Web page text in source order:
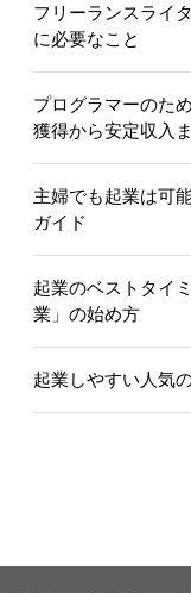
フリーランスライ
に必要なこと
プログラマーのた
獲得から安定収入
主婦でも起業は可
ガイド
起業のベストタイ
業」の始め方
起業しやすい人気